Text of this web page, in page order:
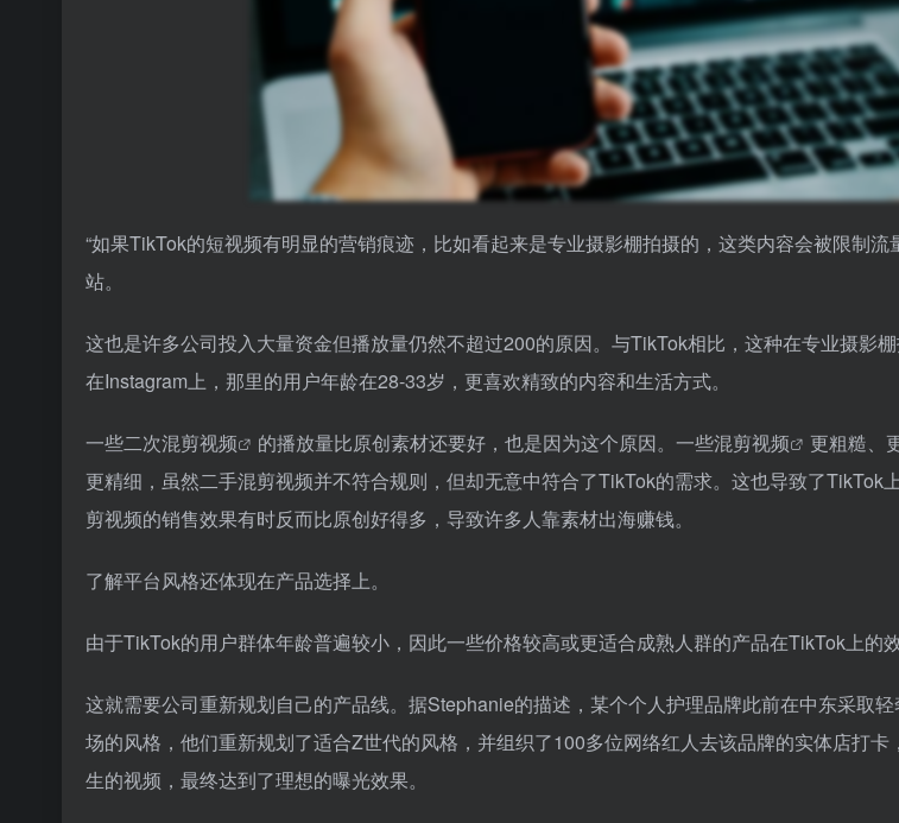
“如果TikTok的短视频有明显的营销痕迹，比如看起来是专业摄影棚拍摄的，这类内容会被限制流
站。
这也是许多公司投入大量资金但播放量仍然不超过200的原因。与TikTok相比，这种在专业摄影
在Instagram上，那里的用户年龄在28-33岁，更喜欢精致的内容和生活方式。
一些二次混剪视频 的播放量比原创素材还要好，也是因为这个原因。一些混剪视频
更粗糙、
更精细，虽然二手混剪视频并不符合规则，但却无意中符合了TikTok的需求。这也导致了TikTok
剪视频的销售效果有时反而比原创好得多，导致许多人靠素材出海赚钱。
了解平台风格还体现在产品选择上。
由于TikTok的用户群体年龄普遍较小，因此一些价格较高或更适合成熟人群的产品在TikTok上的
这就需要公司重新规划自己的产品线。据Stephanie的描述，某个个人护理品牌此前在中东采取
场的风格，他们重新规划了适合Z世代的风格，并组织了100多位网络红人去该品牌的实体店打卡
生的视频，最终达到了理想的曝光效果。